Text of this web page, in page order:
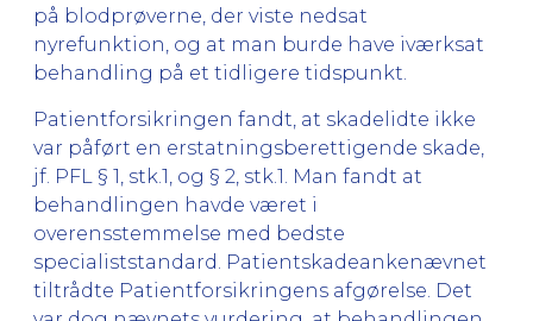
på blodprøverne, der viste nedsat
nyrefunktion, og at man burde have iværksat
behandling på et tidligere tidspunkt.
Patientforsikringen fandt, at skadelidte ikke
var påført en erstatningsberettigende skade,
jf. PFL § 1, stk.1, og § 2, stk.1. Man fandt at
behandlingen havde været i
overensstemmelse med bedste
specialiststandard. Patientskadeankenævnet
tiltrådte Patientforsikringens afgørelse. Det